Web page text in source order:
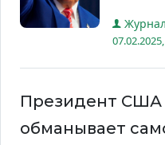
Президент США
обманывает